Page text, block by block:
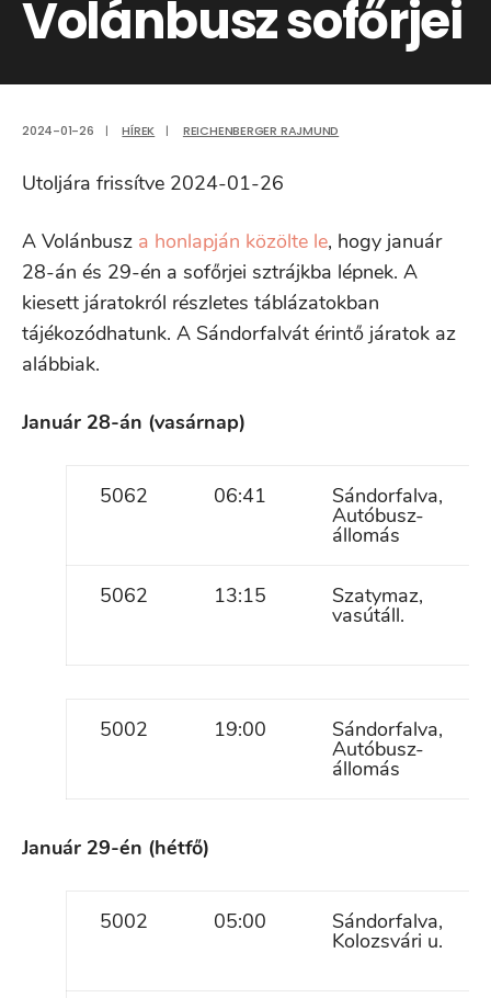
Volánbusz sofőrjei
2024-01-26 | HÍREK | REICHENBERGER RAJMUND
Utoljára frissítve 2024-01-26
A Volánbusz a honlapján közölte le, hogy január
28-án és 29-én a sofőrjei sztrájkba lépnek. A
kiesett járatokról részletes táblázatokban
tájékozódhatunk. A Sándorfalvát érintő járatok az
alábbiak.
Január 28-án (vasárnap)
5062 06:41 Sándorfalva,
Autóbusz-
állomás
5062 13:15 Szatymaz,
vasútáll.
5002 19:00 Sándorfalva,
Autóbusz-
állomás
Január 29-én (hétfő)
5002 05:00 Sándorfalva,
Kolozsvári u.